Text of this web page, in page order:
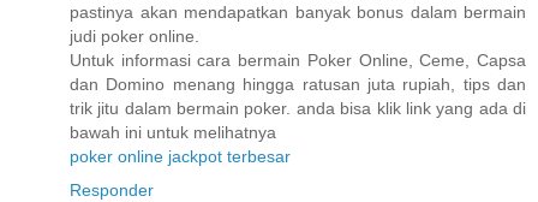
pastinya akan mendapatkan banyak bonus dalam bermain
judi poker online.
Untuk informasi cara bermain Poker Online, Ceme, Capsa
dan Domino menang hingga ratusan juta rupiah, tips dan
trik jitu dalam bermain poker. anda bisa klik link yang ada di
bawah ini untuk melihatnya
poker online jackpot terbesar
Responder